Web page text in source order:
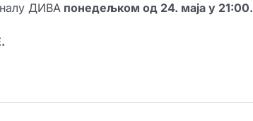
ДИВАпонедељком од 24. маја у 21:00.
.